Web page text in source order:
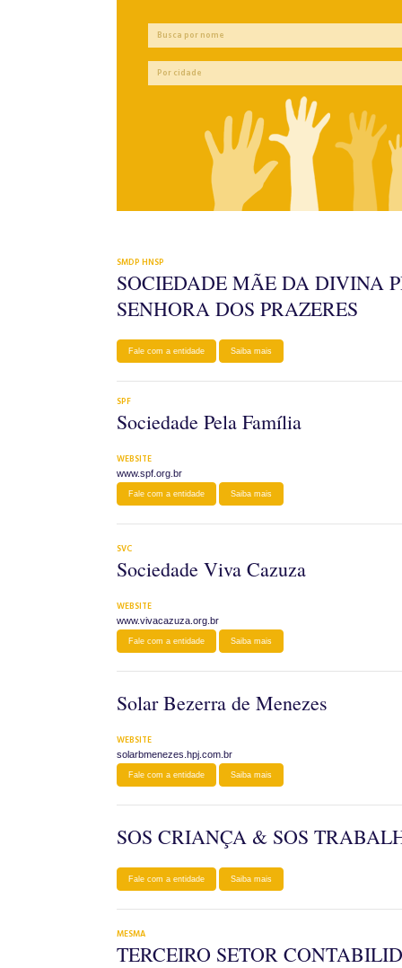
SMDP HNSP
SOCIEDADE MÃE DA DIVINA
SENHORA DOS PRAZERES
Fale com a entidade Saiba mais
SPF
Sociedade Pela Família
WEBSITE
www.spf.org.br
Fale com a entidade Saiba mais
SVC
Sociedade Viva Cazuza
WEBSITE
www.vivacazuza.org.br
Fale com a entidade Saiba mais
Solar Bezerra de Menezes
WEBSITE
solarbmenezes.hpj.com.br
Fale com a entidade Saiba mais
SOS CRIANÇA & SOS
Fale com a entidade Saiba mais
MESMA
TERCEIRO SETOR